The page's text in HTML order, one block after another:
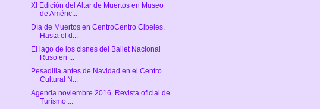
XI Edición del Altar de Muertos en Museo
de Améric...
Día de Muertos en CentroCentro Cibeles.
Hasta el d...
El lago de los cisnes del Ballet Nacional
Ruso en ...
Pesadilla antes de Navidad en el Centro
Cultural N...
Agenda noviembre 2016. Revista oficial de
Turismo ...